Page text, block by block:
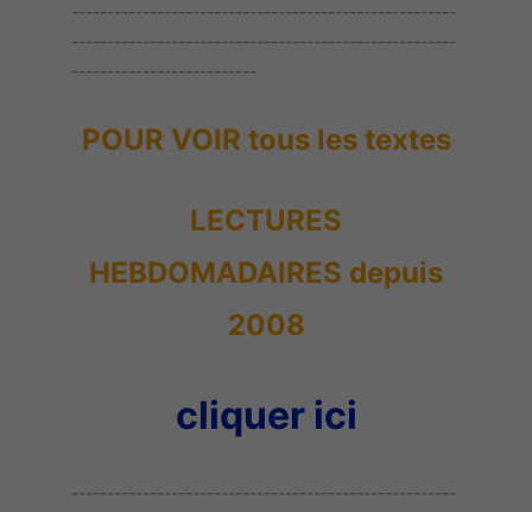
------------------------------------------------------
------------------------------------------------------
--------------------------
POUR VOIR tous les textes
LECTURES
HEBDOMADAIRES depuis
2008
cliquer ici
------------------------------------------------------